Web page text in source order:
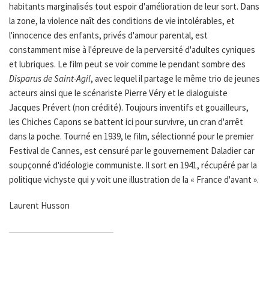
habitants marginalisés tout espoir d'amélioration de leur sort. Dans
la zone, la violence naît des conditions de vie intolérables, et
l'innocence des enfants, privés d'amour parental, est
constamment mise à l'épreuve de la perversité d'adultes cyniques
et lubriques. Le film peut se voir comme le pendant sombre des
Disparus de Saint-Agil, avec lequel il partage le même trio de jeunes
acteurs ainsi que le scénariste Pierre Véry et le dialoguiste
Jacques Prévert (non crédité). Toujours inventifs et gouailleurs,
les Chiches Capons se battent ici pour survivre, un cran d'arrêt
dans la poche. Tourné en 1939, le film, sélectionné pour le premier
Festival de Cannes, est censuré par le gouvernement Daladier car
soupçonné d'idéologie communiste. Il sort en 1941, récupéré par la
politique vichyste qui y voit une illustration de la « France d'avant ».
Laurent Husson